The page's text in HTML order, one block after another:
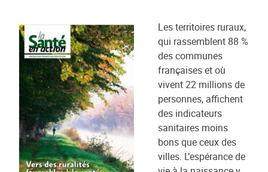
Les territoires ruraux,
qui rassemblent 88 %
des communes
françaises et où
vivent 22 millions de
personnes, affichent
des indicateurs
sanitaires moins
bons que ceux des
villes. L’espérance de